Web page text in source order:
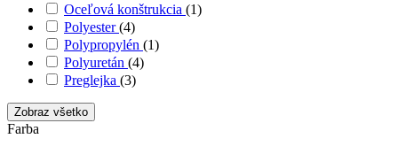
Oceľová konštrukcia (1)
Polyester(4)
Polypropylén (1)
Polyuretán (4)
Preglejka (3)
Zobraz všetko
Farba